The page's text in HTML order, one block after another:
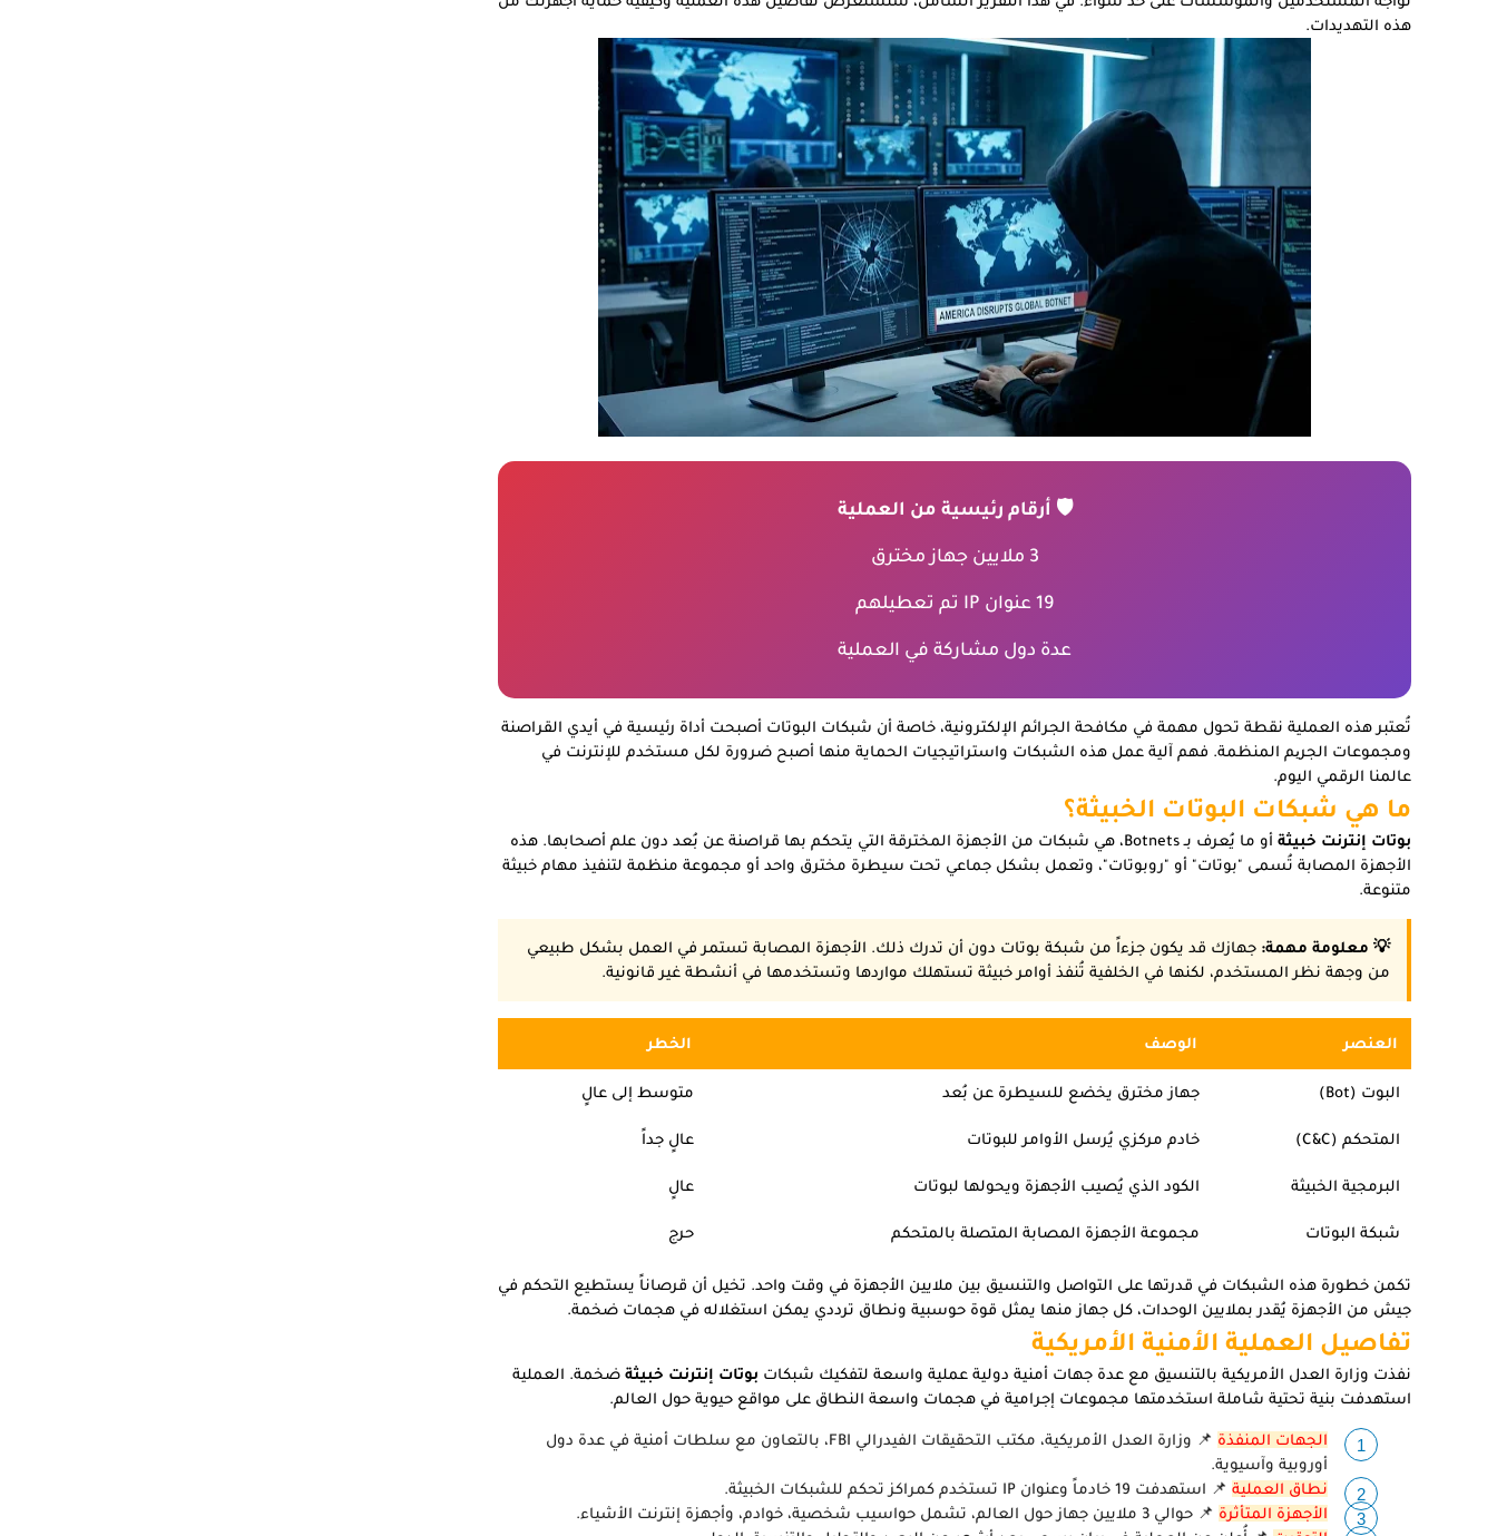
هذه التهديدات.
🛡️ أرقام رئيسية من العملية
3 ملايين جهاز مخترق
19 عنوان IP تم تعطيلهم
عدة دول مشاركة في العملية
تُعتبر هذه العملية نقطة تحول مهمة في مكافحة الجرائم الإلكترونية، خاصة أن شبكات البوتات أصبحت أداة رئيسية في أيدي القراصنة
ومجموعات الجریم المنظمة. فهم آلية عمل هذه الشبكات واستراتيجيات الحماية منها أصبح ضرورة لكل مستخدم للإنترنت في
عالمنا الرقمي اليوم.
ما هي شبكات البوتات الخبيثة؟
بوتات إنترنت خبيثة
أو ما يُعرف بـ Botnets، هي شبكات من الأجهزة المخترقة التي يتحكم بها قراصنة عن بُعد دون علم أصحابها. هذه
الأجهزة المصابة تُسمى "بوتات" أو "روبوتات"، وتعمل بشكل جماعي تحت سيطرة مخترق واحد أو مجموعة منظمة لتنفيذ مهام خبيثة
متنوعة.
💡 معلومة مهمة: جهازك قد يكون جزءاً من شبكة بوتات دون أن تدرك ذلك. الأجهزة المصابة تستمر في العمل بشكل طبيعي
من وجهة نظر المستخدم، لكنها في الخلفية تُنفذ أوامر خبيثة تستهلك مواردها وتستخدمها في أنشطة غير قانونية.
العنصر الوصف الخطر
البوت (Bot) جهاز مخترق يخضع للسيطرة عن بُعد متوسط إلى عالٍ
المتحكم (C&C) خادم مركزي يُرسل الأوامر للبوتات عالٍ جداً
البرمجية الخبيثة الكود الذي يُصيب الأجهزة ويحولها لبوتات عالٍ
شبكة البوتات مجموعة الأجهزة المصابة المتصلة بالمتحكم حرج
تكمن خطورة هذه الشبكات في قدرتها على التواصل والتنسيق بين ملايين الأجهزة في وقت واحد. تخيل أن قرصاناً يستطيع التحكم في
جيش من الأجهزة يُقدر بملايين الوحدات، كل جهاز منها يمثل قوة حوسبية ونطاق ترددي يمكن استغلاله في هجمات ضخمة.
تفاصيل العملية الأمنية الأمريكية
نفذت وزارة العدل الأمريكية بالتنسيق مع عدة جهات أمنية دولية عملية واسعة لتفكيك شبكات بوتات إنترنت خبيثة ضخمة. العملية
استهدفت بنية تحتية شاملة استخدمتها مجموعات إجرامية في هجمات واسعة النطاق على مواقع حيوية حول العالم.
الجهات المنفذة
📌 وزارة العدل الأمريكية، مكتب التحقيقات الفيدرالي FBI، بالتعاون مع سلطات أمنية في عدة دول
أوروبية وآسيوية.
نطاق العملية 📌 استهدفت 19 خادماً وعنوان IP تستخدم كمراكز تحكم للشبكات الخبيثة.
الأجهزة المتأثرة 📌 حوالي 3 ملايين جهاز حول العالم، تشمل حواسيب شخصية، خوادم، وأجهزة إنترنت الأشياء.